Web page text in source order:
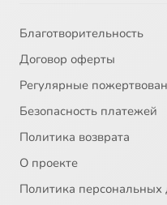
Благотворительность
Договор оферты
Регулярные
Безопасность платежей
Политика возврата
О проекте
Политика персональных